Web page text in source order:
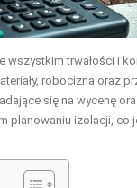
trwałości i
robocizna oraz
się na wycenę
planowaniu izolacji,